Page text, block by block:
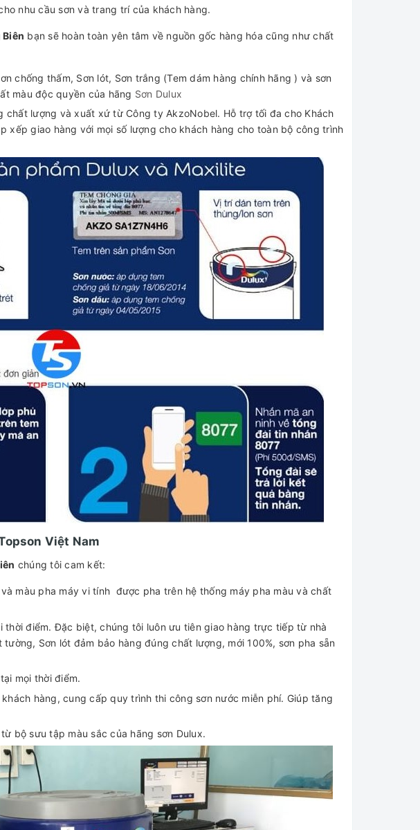
nhu cầu sơn và trang trí của khách hàng.
bạn sẽ hoàn toàn yên tâm về nguồn gốc hàng hóa cũng như chất
chống thấm, Sơn lót, Sơn trắng (Tem dám hàng chính hãng ) và sơn
màu độc quyền của hãng Sơn Dulux
chất lượng và xuất xứ từ Công ty AkzoNobel. Hỗ trợ tối đa cho Khách
xếp giao hàng với mọi số lượng cho khách hàng cho toàn bộ công trình
Việt Nam
chúng tôi cam kết:
màu pha máy vi tính được pha trên hệ thống máy pha màu và chất
thời điểm. Đặc biệt, chúng tôi luôn ưu tiên giao hàng trực tiếp từ nhà
Sơn lót đảm bảo hàng đúng chất lượng, mới 100%, sơn pha sẵn
mọi thời điểm.
hàng, cung cấp quy trình thi công sơn nước miễn phí. Giúp tăng
bộ sưu tập màu sắc của hãng sơn Dulux.